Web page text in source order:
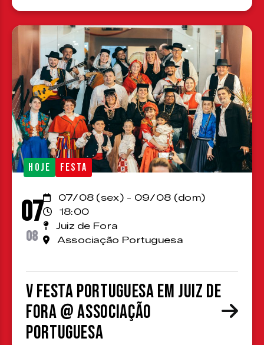
HOJE FESTA
07
08
07/08 (sex) - 09/08 (dom)
18:00
Juiz de Fora
Associação Portuguesa
V Festa Portuguesa em Juiz de
Fora @ Associação
Portuguesa